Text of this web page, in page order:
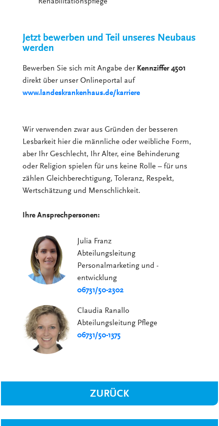
Rehabilitationspflege
Jetzt bewerben und Teil unseres Neubaus
werden
Bewerben Sie sich mit Angabe der Kennziffer 4501
direkt über unser Onlineportal auf
www.landeskrankenhaus.de/karriere
Wir verwenden zwar aus Gründen der besseren
Lesbarkeit hier die männliche oder weibliche Form,
aber Ihr Geschlecht, Ihr Alter, eine Behinderung
oder Religion spielen für uns keine Rolle – für uns
zählen Gleichberechtigung, Toleranz, Respekt,
Wertschätzung und Menschlichkeit.
Ihre Ansprechpersonen:
Julia Franz
Abteilungsleitung
Personalmarketing und -
entwicklung
06731/50-2302
Claudia Ranallo
Abteilungsleitung Pflege
06731/50-1375
ZURÜCK